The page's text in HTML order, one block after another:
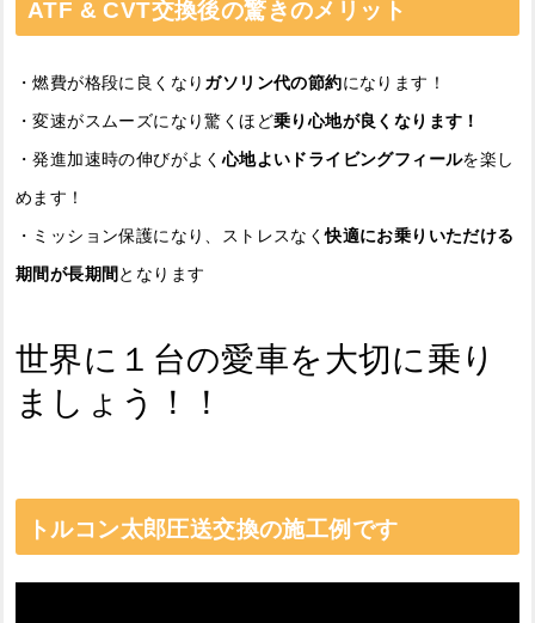
ATF & CVT交換後の驚きのメリット
・燃費が格段に良くなり ガソリン代の節約になります！
・変速がスムーズになり驚くほど乗り心地が良くなります！
・発進加速時の伸びがよく 心地よいドライビングフィールを楽し
めます！
・ミッション保護になり、ストレスなく快適にお乗りいただける
期間が長期間 となります
世界に１台の愛車を大切に乗り
ましょう！！
トルコン太郎圧送交換の施工例です